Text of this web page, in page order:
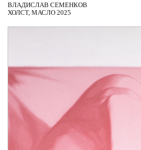
ВЛАДИСЛАВ СЕМЕНКОВ
ХОЛСТ, МАСЛО 2025